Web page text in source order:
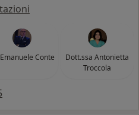
Conte
Dott.ssa Antonietta
Troccola